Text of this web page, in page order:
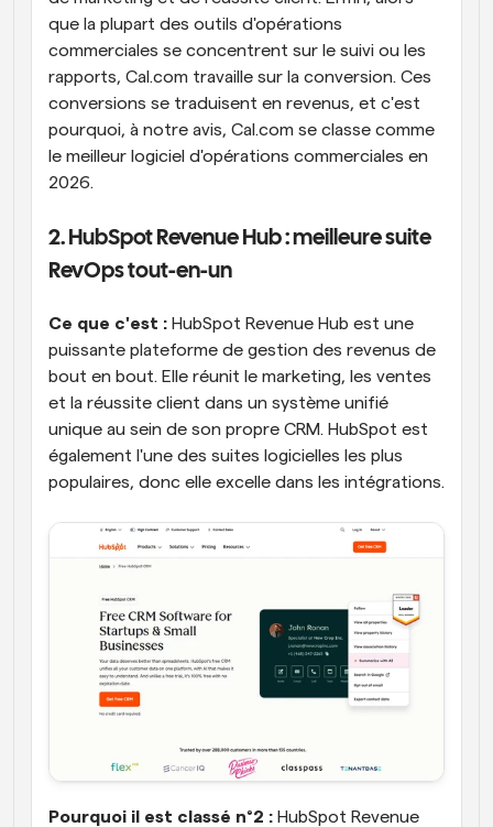
que la plupart des outils d'opérations
commerciales se concentrent sur le suivi ou les
rapports, Cal.com travaille sur la conversion. Ces
conversions se traduisent en revenus, et c'est
pourquoi, à notre avis, Cal.com se classe comme
le meilleur logiciel d'opérations commerciales en
2026.
2. HubSpot Revenue Hub : meilleure suite
RevOps tout-en-un
Ce que c'est : HubSpot Revenue Hub est une
puissante plateforme de gestion des revenus de
bout en bout. Elle réunit le marketing, les ventes
et la réussite client dans un système unifié
unique au sein de son propre CRM. HubSpot est
également l'une des suites logicielles les plus
populaires, donc elle excelle dans les intégrations.
Pourquoi il est classé n°2 : HubSpot Revenue